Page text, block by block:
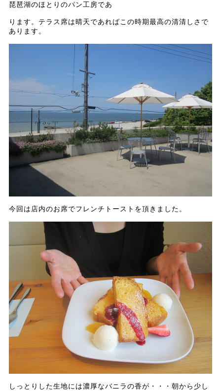
琵琶湖のほとりのパン工房であ
ります。テラス席は晴天であればこの時期最高の清清しさで
あります。
今回は店内のお席でフレンチトーストを頂きました。
しっとりした生地には濃厚なバニラの香が・・・朝から少し